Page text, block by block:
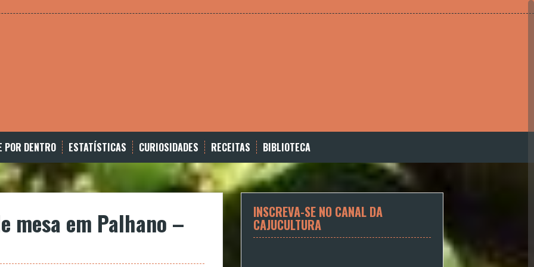
POR DENTRO ESTATÍSTICAS CURIOSIDADES RECEITAS BIBLIOTECA
mesa em Palhano – INSCREVA-SE NO CANAL DA
CAJUCULTURA